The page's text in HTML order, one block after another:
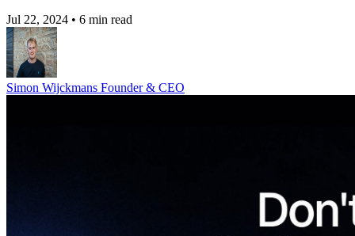
Jul 22, 2024 • 6 min read
Simon Wijckmans Founder & CEO